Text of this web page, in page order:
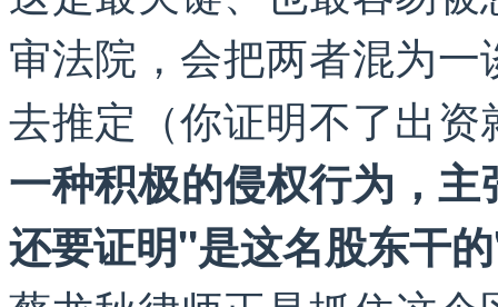
审法院，会把两者混为
去推定（你证明不了出
一种积极的侵权行为，
还要证明"是这名股东干